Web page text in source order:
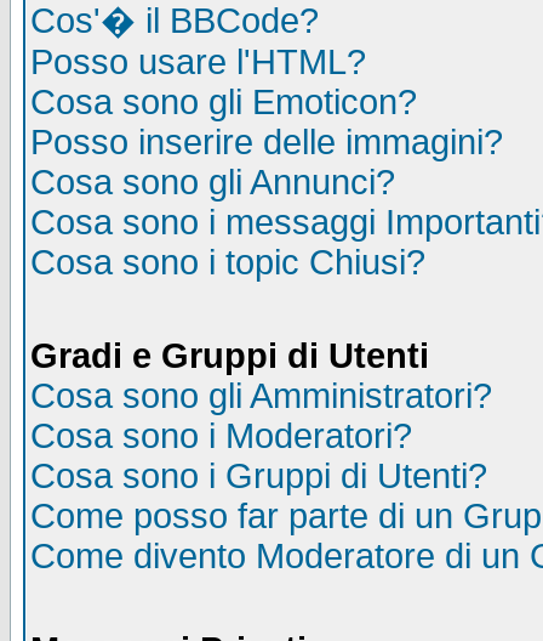
Cos'� il BBCode?
Posso usare l'HTML?
Cosa sono gli Emoticon?
Posso inserire delle immagini?
Cosa sono gli Annunci?
Cosa sono i messaggi
Cosa sono i topic Chiusi?
Gradi e Gruppi di Utenti
Cosa sono gli Amministratori?
Cosa sono i Moderatori?
Cosa sono i Gruppi di Utenti?
Come posso far parte di un
Come divento Moderatore di un